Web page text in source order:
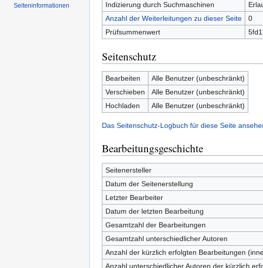
Indizierung durch Suchmaschinen
Anzahl der Weiterleitungen zu dieser Seite
0
Prüfsummenwert
Seitenschutz
Bearbeiten
Alle Benutzer (unbeschränkt)
Verschieben
Alle Benutzer (unbeschränkt)
Hochladen
Alle Benutzer (unbeschränkt)
Das Seitenschutz-Logbuch für diese Seite
Bearbeitungsgeschichte
Seitenersteller
Datum der Seitenerstellung
Letzter Bearbeiter
Datum der letzten Bearbeitung
Gesamtzahl der Bearbeitungen
Gesamtzahl unterschiedlicher Autoren
Anzahl der kürzlich erfolgten Bearbeitungen
Anzahl unterschiedlicher Autoren der kürzlich
Seiten­informationen